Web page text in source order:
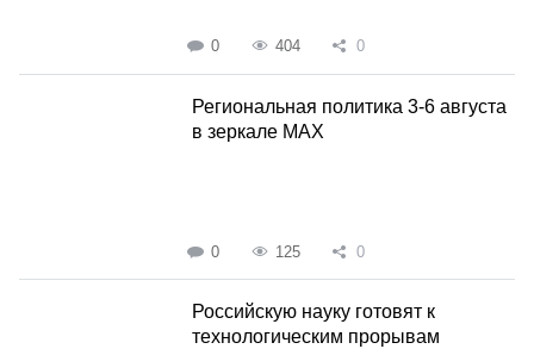
0 404 0
Региональная политика 3-6 августа
в зеркале MAX
0 125 0
Российскую науку готовят к
технологическим прорывам